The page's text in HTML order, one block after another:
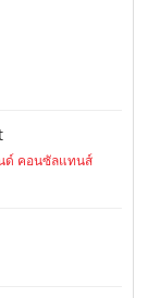
ด์ คอนซัลแทนส์